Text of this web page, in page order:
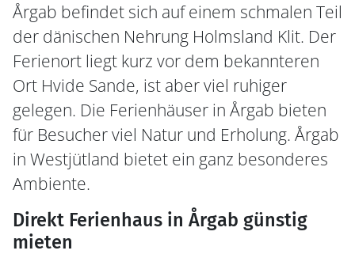
Årgab befindet sich auf einem schmalen Teil
der dänischen Nehrung Holmsland Klit. Der
Ferienort liegt kurz vor dem bekannteren
Ort Hvide Sande, ist aber viel ruhiger
gelegen. Die Ferienhäuser in Årgab bieten
für Besucher viel Natur und Erholung. Årgab
in Westjütland bietet ein ganz besonderes
Ambiente.
Direkt Ferienhaus in Årgab günstig
mieten